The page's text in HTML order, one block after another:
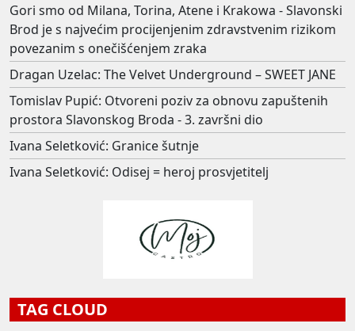
Gori smo od Milana, Torina, Atene i Krakowa - Slavonski
Brod je s najvećim procijenjenim zdravstvenim rizikom
povezanim s onečišćenjem zraka
Dragan Uzelac: The Velvet Underground – SWEET JANE
Tomislav Pupić: Otvoreni poziv za obnovu zapuštenih
prostora Slavonskog Broda - 3. završni dio
Ivana Seletković: Granice šutnje
Ivana Seletković: Odisej = heroj prosvjetitelj
TAG CLOUD